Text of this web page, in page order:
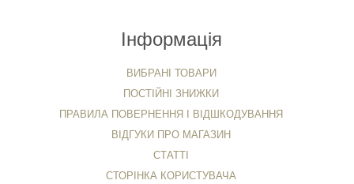
Інформація
ВИБРАНІ ТОВАРИ
ПОСТІЙНІ ЗНИЖКИ
ПРАВИЛА ПОВЕРНЕННЯ І ВІДШКОДУВАННЯ
ВІДГУКИ ПРО МАГАЗИН
СТАТТІ
СТОРІНКА КОРИСТУВАЧА